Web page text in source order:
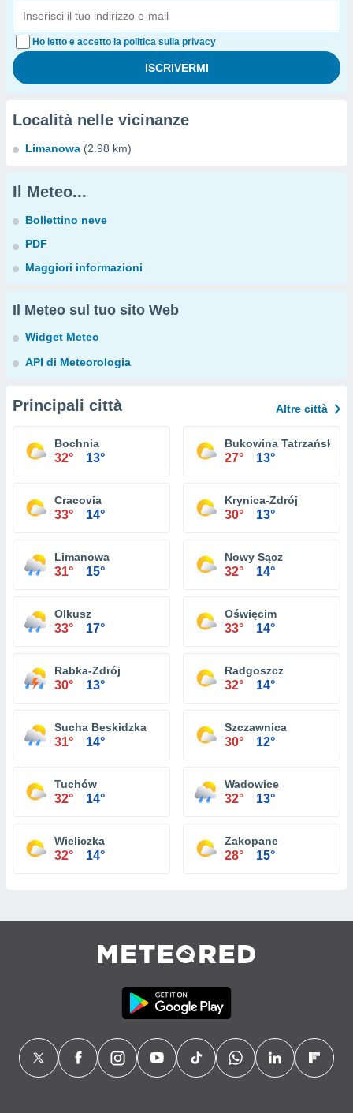
Ho letto e accetto la politica sulla privacy
Località nelle vicinanze
Limanowa (2.98 km)
Il Meteo...
Bollettino neve
PDF
Maggiori informazioni
Il Meteo sul tuo sito Web
Widget Meteo
API di Meteorologia
Principali città Altre città
Bochnia
32° 13°
Bukowina Tatrzańska
27° 13°
Cracovia
33° 14°
Krynica-Zdrój
30° 13°
Limanowa
31° 15°
Nowy Sącz
32° 14°
Olkusz
33° 17°
Oświęcim
33° 14°
Rabka-Zdrój
30° 13°
Radgoszcz
32° 14°
Sucha Beskidzka
31° 14°
Szczawnica
30° 12°
Tuchów
32° 14°
Wadowice
32° 13°
Wieliczka
32° 14°
Zakopane
28° 15°